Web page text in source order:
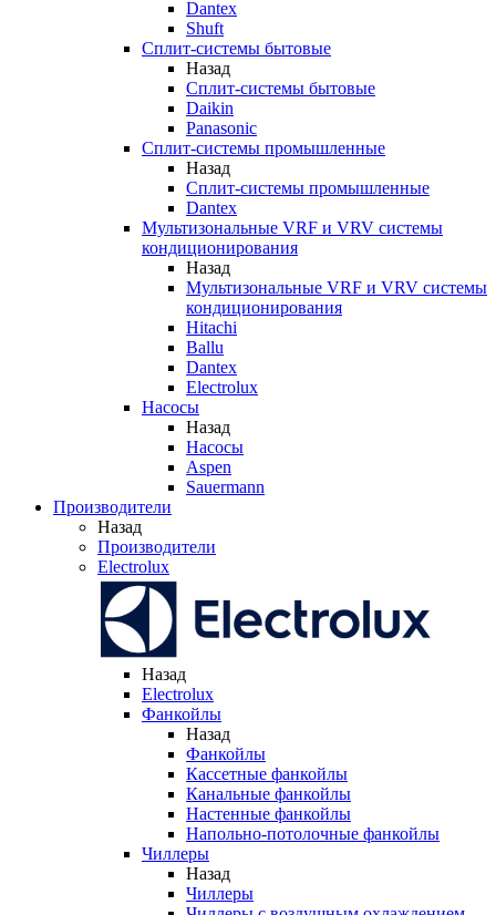
Dantex
Shuft
Сплит-системы бытовые
Назад
Сплит-системы бытовые
Daikin
Panasonic
Сплит-системы промышленные
Назад
Сплит-системы промышленные
Dantex
Мультизональные VRF и VRV системы
кондиционирования
Назад
Мультизональные VRF и VRV системы
кондиционирования
Hitachi
Ballu
Dantex
Electrolux
Насосы
Назад
Насосы
Aspen
Sauermann
Производители
Назад
Производители
Electrolux
Назад
Electrolux
Фанкойлы
Назад
Фанкойлы
Кассетные фанкойлы
Канальные фанкойлы
Настенные фанкойлы
Напольно-потолочные фанкойлы
Чиллеры
Назад
Чиллеры